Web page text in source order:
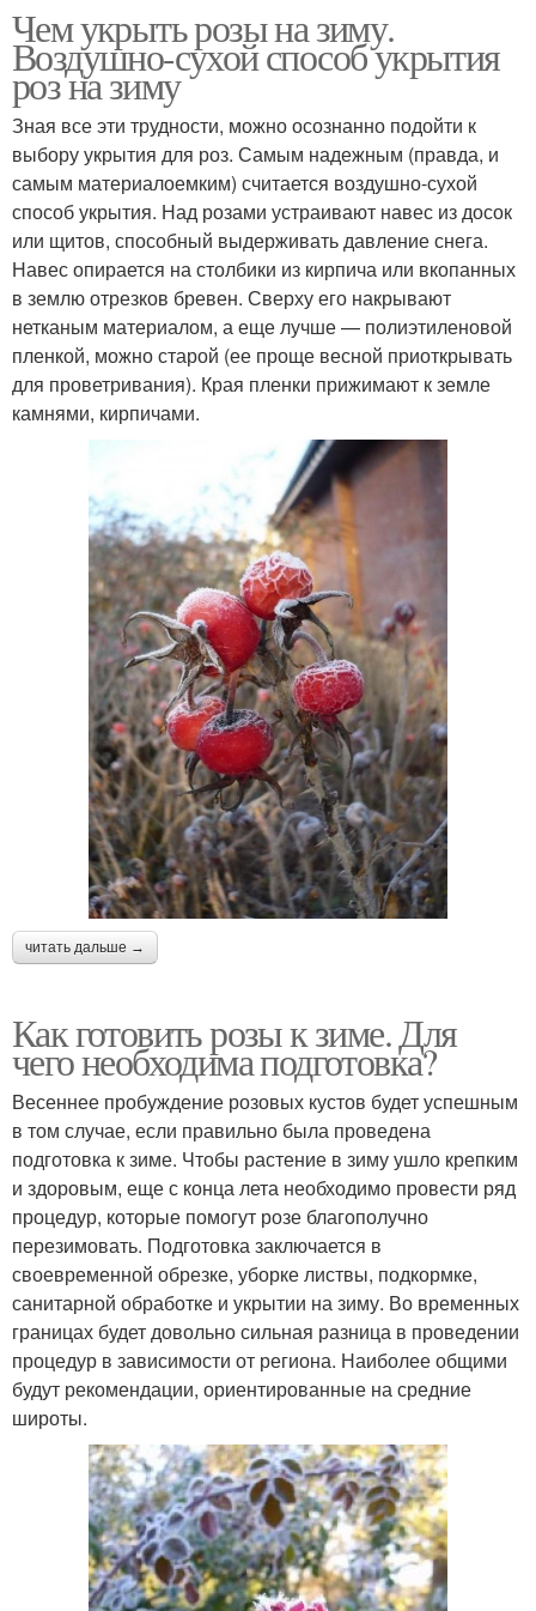
Чем укрыть розы на зиму.
Воздушно-сухой способ укрытия
роз на зиму
Зная все эти трудности, можно осознанно подойти к
выбору укрытия для роз. Самым надежным (правда, и
самым материалоемким) считается воздушно-сухой
способ укрытия. Над розами устраивают навес из досок
или щитов, способный выдерживать давление снега.
Навес опирается на столбики из кирпича или вкопанных
в землю отрезков бревен. Сверху его накрывают
нетканым материалом, а еще лучше — полиэтиленовой
пленкой, можно старой (ее проще весной приоткрывать
для проветривания). Края пленки прижимают к земле
камнями, кирпичами.
читать дальше →
Как готовить розы к зиме. Для
чего необходима подготовка?
Весеннее пробуждение розовых кустов будет успешным
в том случае, если правильно была проведена
подготовка к зиме. Чтобы растение в зиму ушло крепким
и здоровым, еще с конца лета необходимо провести ряд
процедур, которые помогут розе благополучно
перезимовать. Подготовка заключается в
своевременной обрезке, уборке листвы, подкормке,
санитарной обработке и укрытии на зиму. Во временных
границах будет довольно сильная разница в проведении
процедур в зависимости от региона. Наиболее общими
будут рекомендации, ориентированные на средние
широты.